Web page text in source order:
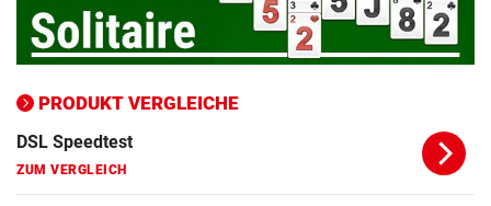
PRODUKT VERGLEICHE
ZUM VERGLEICH
Bluetooth Lautsprecher Vergleich
ZUM VERGLEICH
DSL Speedtest
ZUM VERGLEICH